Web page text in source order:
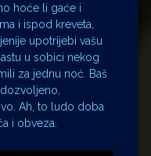
hoće li gaće i
i ispod kreveta,
upotrijebi vašu
u sobici nekog
za jednu noć. Baš
Ah, to ludo doba
i obveza.